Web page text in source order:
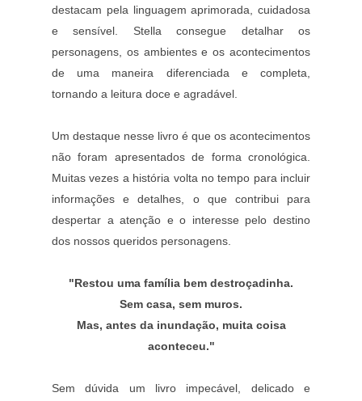
destacam pela linguagem aprimorada, cuidadosa
e sensível. Stella consegue detalhar os
personagens, os ambientes e os acontecimentos
de uma maneira diferenciada e completa,
tornando a leitura doce e agradável.
Um destaque nesse livro é que os acontecimentos
não foram apresentados de forma cronológica.
Muitas vezes a história volta no tempo para incluir
informações e detalhes, o que contribui para
despertar a atenção e o interesse pelo destino
dos nossos queridos personagens.
"Restou uma família bem destroçadinha.
Sem casa, sem muros.
Mas, antes da inundação, muita coisa
aconteceu."
Sem dúvida um livro impecável, delicado e